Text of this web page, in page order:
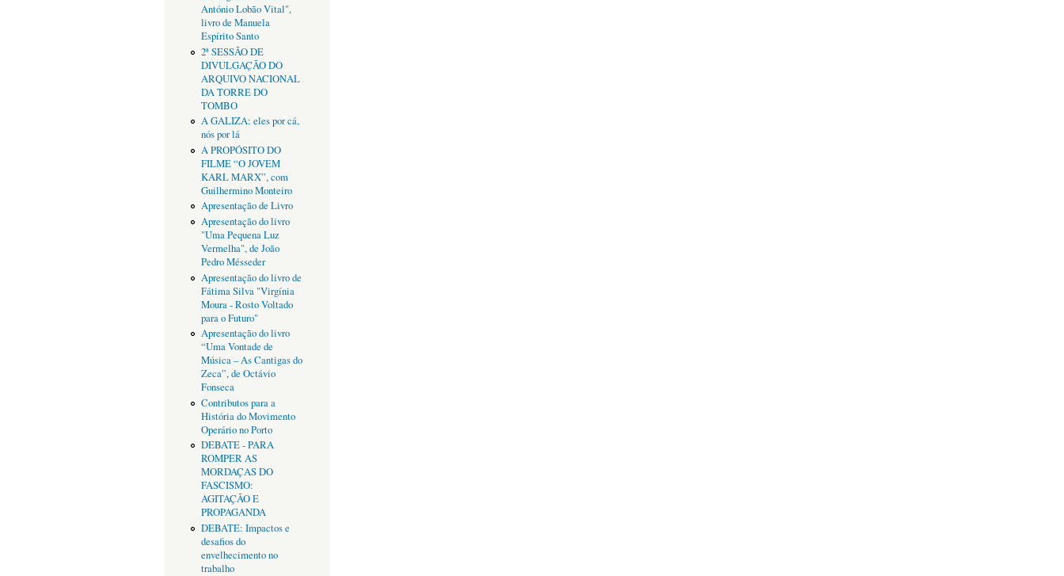
António Lobão Vital",
livro de Manuela
Espírito Santo
2ª SESSÃO DE
DIVULGAÇÃO DO
ARQUIVO NACIONAL
DA TORRE DO
TOMBO
A GALIZA: eles por cá,
nós por lá
A PROPÓSITO DO
FILME “O JOVEM
KARL MARX”, com
Guilhermino Monteiro
Apresentação de Livro
Apresentação do livro
"Uma Pequena Luz
Vermelha", de João
Pedro Mésseder
Apresentação do livro de
Fátima Silva "Virgínia
Moura - Rosto Voltado
para o Futuro"
Apresentação do livro
“Uma Vontade de
Música – As Cantigas do
Zeca”, de Octávio
Fonseca
Contributos para a
História do Movimento
Operário no Porto
DEBATE - PARA
ROMPER AS
MORDAÇAS DO
FASCISMO:
AGITAÇÃO E
PROPAGANDA
DEBATE: Impactos e
desafios do
envelhecimento no
trabalho